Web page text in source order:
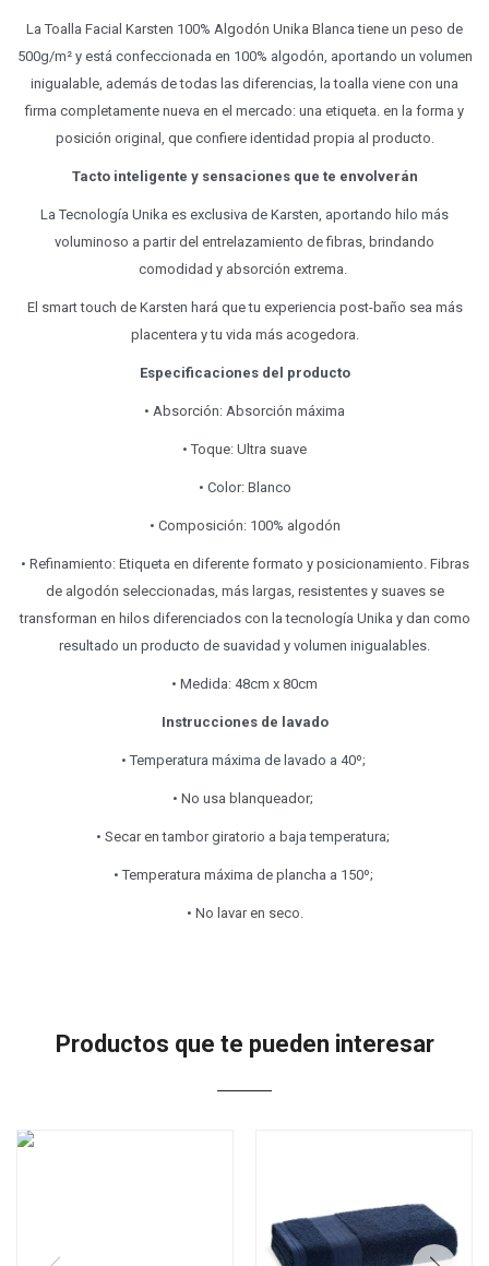
La Toalla Facial Karsten 100% Algodón Unika Blanca tiene un peso de
500g/m² y está confeccionada en 100% algodón, aportando un volumen
inigualable, además de todas las diferencias, la toalla viene con una
firma completamente nueva en el mercado: una etiqueta. en la forma y
posición original, que confiere identidad propia al producto.
Tacto inteligente y sensaciones que te envolverán
La Tecnología Unika es exclusiva de Karsten, aportando hilo más
voluminoso a partir del entrelazamiento de fibras, brindando
comodidad y absorción extrema.
El smart touch de Karsten hará que tu experiencia post-baño sea más
placentera y tu vida más acogedora.
Especificaciones del producto
• Absorción: Absorción máxima
• Toque: Ultra suave
• Color: Blanco
• Composición: 100% algodón
• Refinamiento: Etiqueta en diferente formato y posicionamiento. Fibras
de algodón seleccionadas, más largas, resistentes y suaves se
transforman en hilos diferenciados con la tecnología Unika y dan como
resultado un producto de suavidad y volumen inigualables.
• Medida: 48cm x 80cm
Instrucciones de lavado
• Temperatura máxima de lavado a 40º;
• No usa blanqueador;
• Secar en tambor giratorio a baja temperatura;
• Temperatura máxima de plancha a 150º;
• No lavar en seco.
Productos que te pueden interesar